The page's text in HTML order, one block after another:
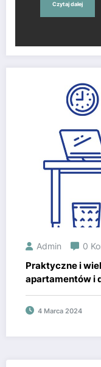
Czytaj dalej
Admin 0
Praktyczne i
apartamentów i
celu
egzystencji.
4 Marca 2024